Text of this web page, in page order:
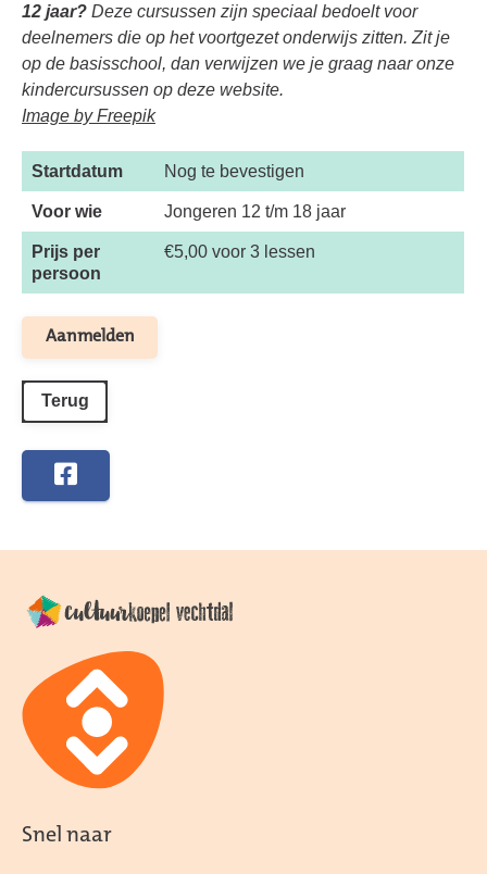
12 jaar? Deze cursussen zijn speciaal bedoelt voor
deelnemers die op het voortgezet onderwijs zitten. Zit je
op de basisschool, dan verwijzen we je graag naar onze
kindercursussen op deze website.
Image by Freepik
Startdatum Nog te bevestigen
Voor wie Jongeren 12 t/m 18 jaar
Prijs per
persoon
€5,00 voor 3 lessen
Aanmelden
Terug
Snel naar